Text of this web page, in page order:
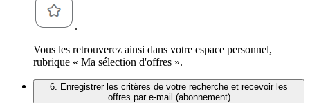
.
Vous les retrouverez ainsi dans votre espace personnel,
rubrique « Ma sélection d'offres ».
6. Enregistrer les critères de votre recherche et recevoir les
offres par e-mail (abonnement)